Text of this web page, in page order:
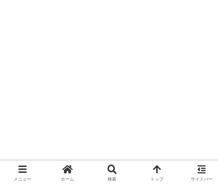
メニュー ホーム 検索 トップ サイドバー